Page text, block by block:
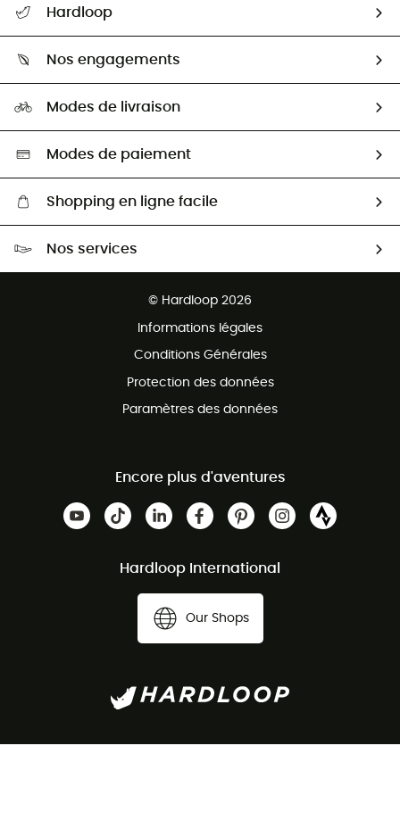
Retour & remboursement
Guide des tailles
Seconde Main
Aide & Contact
Hardloop
HardGuides
Nos engagements
Sélection éco-responsable
Modes de livraison
Modes de paiement
Shopping en ligne facile
Nos services
© Hardloop 2026
Informations légales
Conditions Générales
Protection des données
Paramètres des données
Encore plus d'aventures
Hardloop International
Our Shops